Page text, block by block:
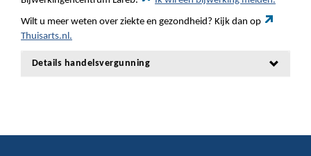
Wilt u meer weten over ziekte en gezondheid? Kijk dan op
Thuisarts.nl.
Details handelsvergunning